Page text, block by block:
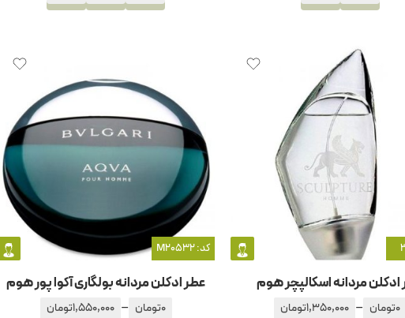
مردانه اسکالپچر هوم
0تومان –
1,350,000تومان
کد: M20532
عطر ادکلن مردانه بولگاری آکوا پور هوم
0تومان –
1,550,000تومان